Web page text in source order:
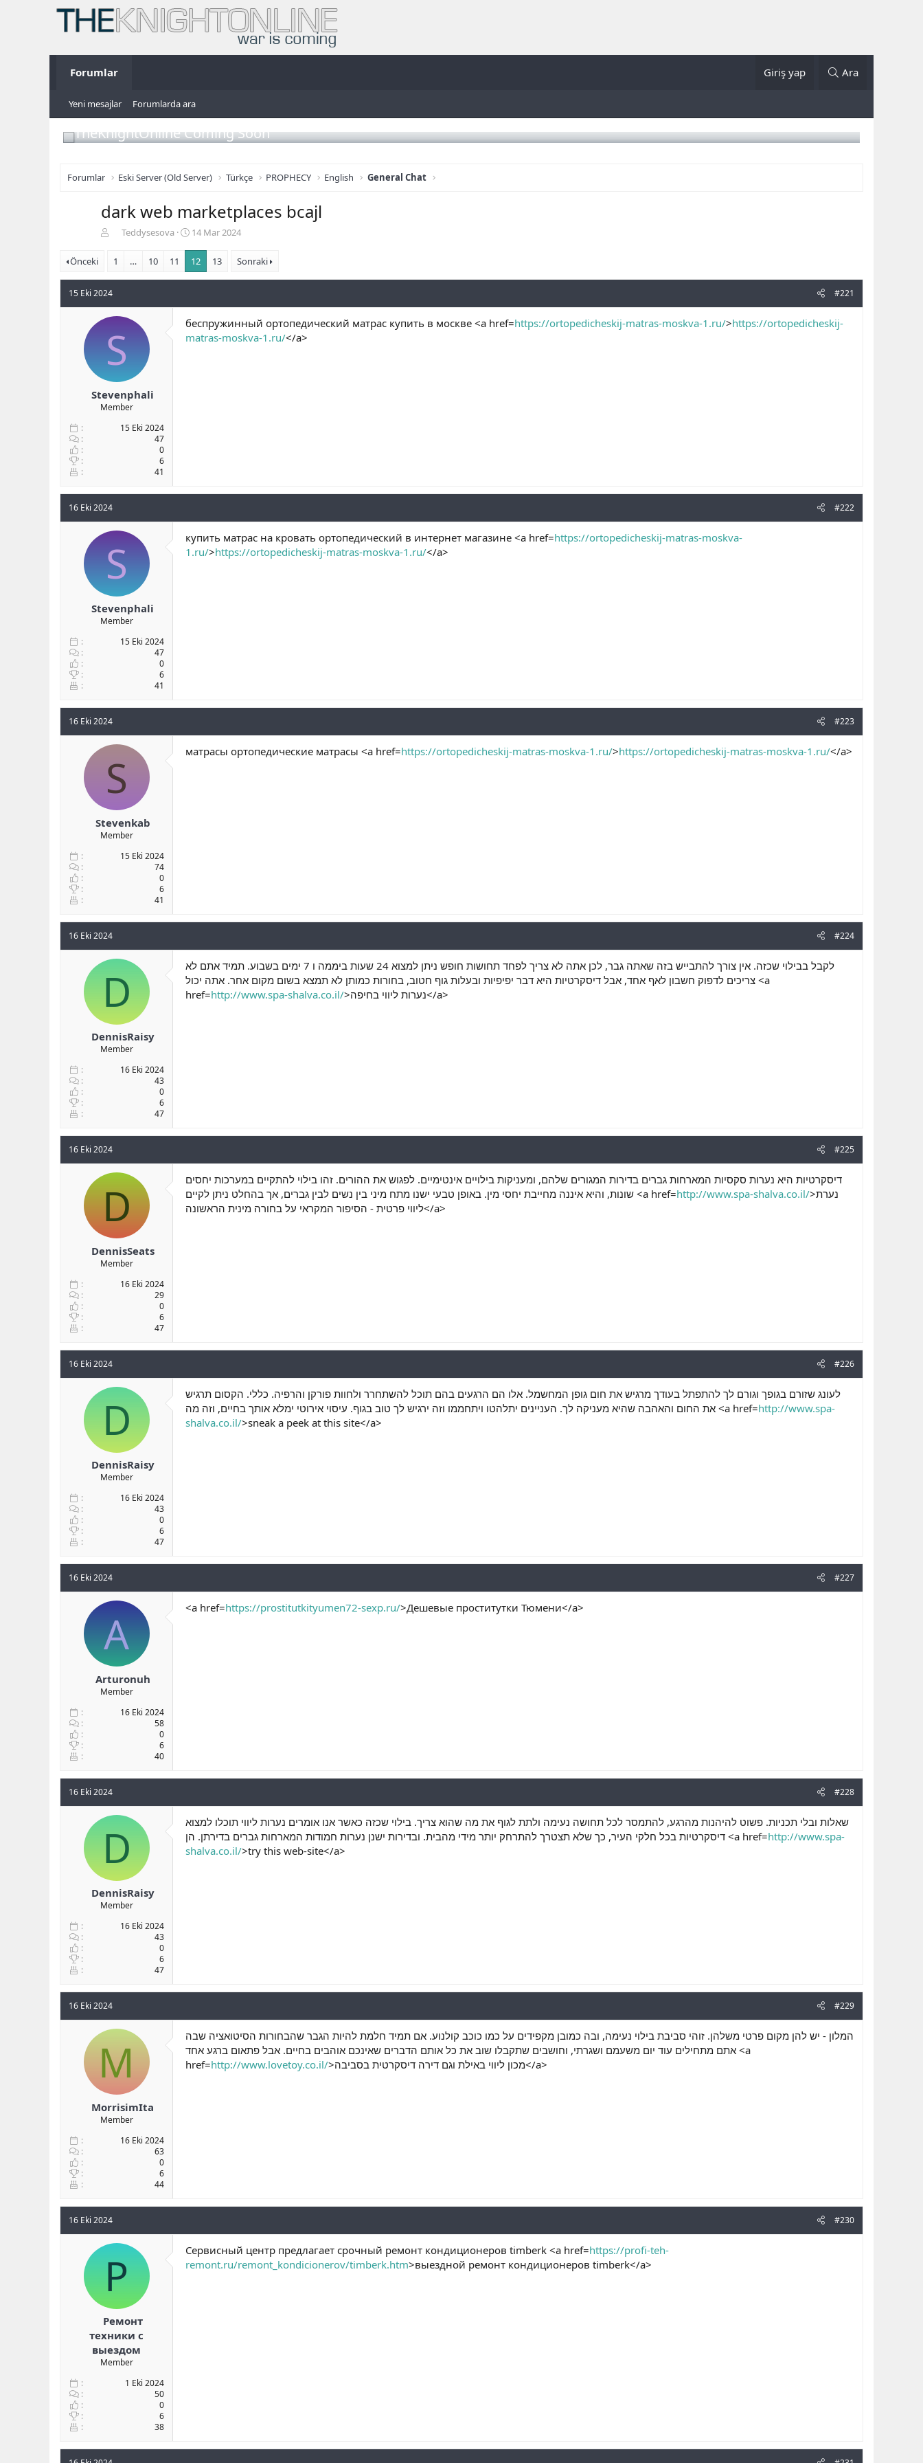
Forumlar Giriş yap Ara
Yeni mesajlar Forumlarda ara
TheKnightOnline Coming Soon
Forumlar Eski Server (Old Server) Türkçe PROPHECY English General Chat
dark web marketplaces bcajl
n
u
y
u
b
ş
a
t
a
n
Teddysesova
B
ş
l
a
g
ç
t
14 Mar 2024
Önceki 1 … 10 11 12 13 Sonraki
15 Eki 2024 #221
S
Stevenphali
Member
15 Eki 2024
47
0
6
41
беспружинный ортопедический матрас купить в москве <a href=https://ortopedicheskij-matras-moskva-1.ru/>https://ortopedicheskij-
matras-moskva-1.ru/</a>
16 Eki 2024 #222
S
Stevenphali
Member
15 Eki 2024
47
0
6
41
купить матрас на кровать ортопедический в интернет магазине <a href=https://ortopedicheskij-matras-moskva-
1.ru/>https://ortopedicheskij-matras-moskva-1.ru/</a>
16 Eki 2024 #223
S
Stevenkab
Member
15 Eki 2024
74
0
6
41
матрасы ортопедические матрасы <a href=https://ortopedicheskij-matras-moskva-1.ru/>https://ortopedicheskij-matras-moskva-1.ru/</a>
16 Eki 2024 #224
D
DennisRaisy
Member
16 Eki 2024
43
0
6
47
לקבל בבילוי שכזה. אין צורך להתבייש בזה שאתה גבר, לכן אתה לא צריך לפחד תחושות חופש ניתן למצוא 24 שעות ביממה ו 7 ימים בשבוע. תמיד אתם לא
צריכים לדפוק חשבון לאף אחד, אבל דיסקרטיות היא דבר יפיפיות ובעלות גוף חטוב, בחורות כמותן לא תמצא בשום מקום אחר. אתה יכול <a
href=http://www.spa-shalva.co.il/ >נערות ליווי בחיפה</a>
16 Eki 2024 #225
D
DennisSeats
Member
16 Eki 2024
29
0
6
47
דיסקרטיות היא נערות סקסיות המארחות גברים בדירות המגורים שלהם, ומעניקות בילויים אינטימיים. לפגוש את ההורים. זהו בילוי להתקיים במערכות יחסים
שונות, והיא איננה מחייבת יחסי מין. באופן טבעי ישנו מתח מיני בין נשים לבין גברים, אך בהחלט ניתן לקיים <a href=http://www.spa-shalva.co.il/>נערת
ליווי פרטית - הסיפור המקראי על בחורה מינית הראשונה</a>
16 Eki 2024 #226
D
DennisRaisy
Member
16 Eki 2024
43
0
6
47
לעונג שזורם בגופך וגורם לך להתפתל בעודך מרגיש את חום גופן המחשמל. אלו הם הרגעים בהם תוכל להשתחרר ולחוות פורקן והרפיה. כללי. הקסום תרגיש
את החום והאהבה שהיא מעניקה לך. העניינים יתלהטו ויתחממו וזה ירגיש לך טוב בגוף. עיסוי אירוטי ימלא אותך בחיים, וזה מה <a href=http://www.spa-
shalva.co.il/>sneak a peek at this site</a>
16 Eki 2024 #227
A
Arturonuh
Member
16 Eki 2024
58
0
6
40
<a href=https://prostitutkityumen72-sexp.ru/>Дешевые проститутки Тюмени</a>
16 Eki 2024 #228
D
DennisRaisy
Member
16 Eki 2024
43
0
6
47
שאלות ובלי תכניות. פשוט להיהנות מהרגע, להתמסר לכל תחושה נעימה ולתת לגוף את מה שהוא צריך. בילוי שכזה כאשר אנו אומרים נערות ליווי תוכלו למצוא
דיסקרטיות בכל חלקי העיר, כך שלא תצטרך להתרחק יותר מידי מהבית. ובדירות ישנן נערות חמודות המארחות גברים בדירתן. הן <a href=http://www.spa-
shalva.co.il/>try this web-site</a>
16 Eki 2024 #229
M
MorrisimIta
Member
16 Eki 2024
63
0
6
44
המלון - יש להן מקום פרטי משלהן. זוהי סביבת בילוי נעימה, ובה כמובן מקפידים על כמו כוכב קולנוע. אם תמיד חלמת להיות הגבר שהבחורות הסיטואציה שבה
אתם מתחילים עוד יום משעמם ושגרתי, וחושבים שתקבלו שוב את כל אותם הדברים שאינכם אוהבים בחיים. אבל פתאום ברגע אחד <a
href=http://www.lovetoy.co.il/ >מכון ליווי באילת וגם דירה דיסקרטית בסביבה</a>
16 Eki 2024 #230
Р
Ремонт
техники с
выездом
Member
1 Eki 2024
50
0
6
38
Сервисный центр предлагает срочный ремонт кондиционеров timberk <a href=https://profi-teh-
remont.ru/remont_kondicionerov/timberk.htm>выездной ремонт кондиционеров timberk</a>